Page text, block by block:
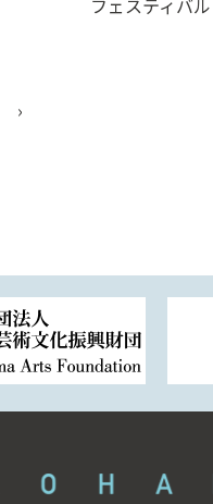
フェスティバル